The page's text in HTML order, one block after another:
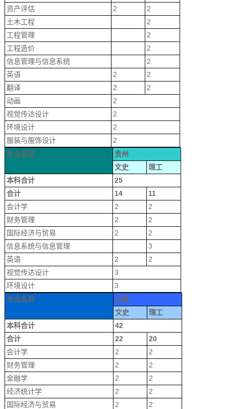
资产评估
2
2
土木工程
2
工程管理
2
工程造价
2
信息管理与信息系统
2
英语
2
2
翻译
2
2
动画
2
视觉传达设计
2
环境设计
2
服装与服饰设计
2
专业名称
贵州
文史
理工
本科合计
25
合计
14
11
会计学
2
2
财务管理
2
2
国际经济与贸易
2
2
信息系统与信息管理
3
英语
2
2
视觉传达设计
3
环境设计
3
专业名称
云南
文史
理工
本科合计
42
合计
22
20
会计学
2
2
财务管理
2
2
金融学
2
2
经济统计学
2
2
国际经济与贸易
2
2